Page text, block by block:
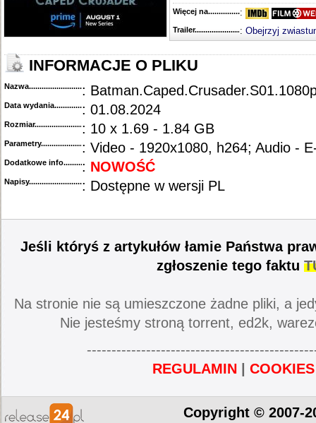
Więcej na........................................
:
Trailer...........................................
: Obejrzyj
INFORMACJE O PLIKU
Nazwa.............................................
:
Data wydania......................................
: 01.08.2024
Rozmiar...........................................: 10 x 1.69 - 1.84 GB
Parametry.........................................: Video - 1920x1080, h264; Audio -
Dodatkowe info....................................
: NOWOŚĆ
Napisy............................................: Dostępne w wersji PL
Jeśli któryś z artykułów łamie Państwa
zgłoszenie tego faktu
Na stronie nie są umieszczone żadne pliki, a
Nie jesteśmy stroną torrent, ed2k,
REGULAMIN
COOKIES
Copyright © 2007-